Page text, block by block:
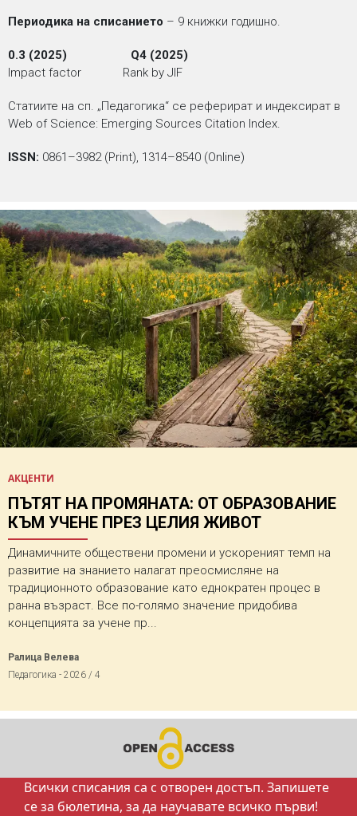
Периодика на списанието – 9 книжки годишно.
0.3 (2025)
Q4 (2025)
Impact factor Rank by JIF
Статиите на сп. „Педагогика“ се реферират и индексират в
Web of Science: Emerging Sources Citation Index.
ISSN: 0861–3982 (Print), 1314–8540 (Online)
АКЦЕНТИ
ПЪТЯТ НА ПРОМЯНАТА: ОТ ОБРАЗОВАНИЕ
КЪМ УЧЕНЕ ПРЕЗ ЦЕЛИЯ ЖИВОТ
Динамичните обществени промени и ускореният темп на
развитие на знанието налагат преосмисляне на
традиционното образование като еднократен процес в
ранна възраст. Все по-голямо значение придобива
концепцията за учене пр...
Ралица Велева
Педагогика - 2026 / 4
Всички списания са с отворен достъп. Запишете
се за бюлетина, за да научавате всичко първи!